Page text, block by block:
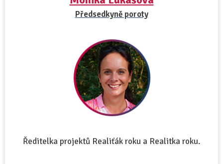
Předsedkyně poroty
Ředitelka projektů Realiťák roku a Realitka roku.